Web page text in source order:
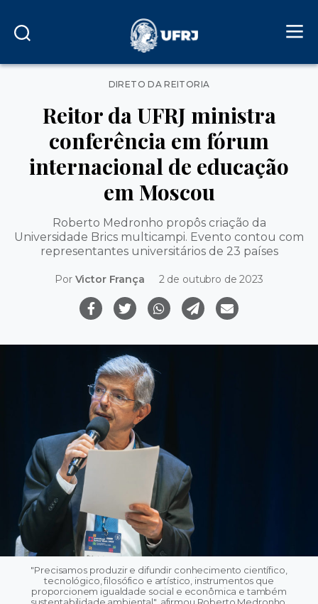
Categorias
DIRETO DA REITORIA
Reitor da UFRJ ministra
conferência em fórum
internacional de educação
em Moscou
Roberto Medronho propôs criação da
Universidade Brics multicampi. Evento contou com
representantes universitários de 23 países
Por Victor França 2 de outubro de 2023
"Precisamos produzir e difundir conhecimento científico,
tecnológico, filosófico e artístico, instrumentos que
proporcionem igualdade social e econômica e também